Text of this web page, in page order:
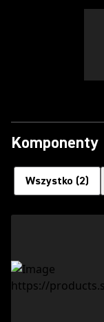
Komponenty
Wszystko (2)